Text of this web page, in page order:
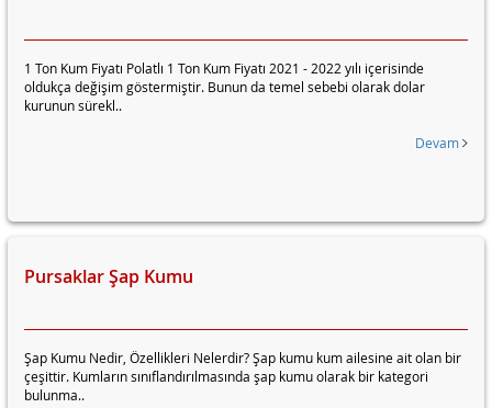
1 Ton Kum Fiyatı Polatlı 1 Ton Kum Fiyatı 2021 - 2022 yılı içerisinde
oldukça değişim göstermiştir. Bunun da temel sebebi olarak dolar
kurunun sürekl..
Devam
Pursaklar Şap Kumu
Şap Kumu Nedir, Özellikleri Nelerdir? Şap kumu kum ailesine ait olan bir
çeşittir. Kumların sınıflandırılmasında şap kumu olarak bir kategori
bulunma..